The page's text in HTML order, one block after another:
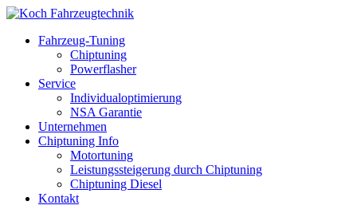
Fahrzeug-Tuning
Chiptuning
Powerflasher
Service
Individualoptimierung
NSA Garantie
Unternehmen
Chiptuning Info
Motortuning
Leistungssteigerung durch Chiptuning
Chiptuning Diesel
Kontakt